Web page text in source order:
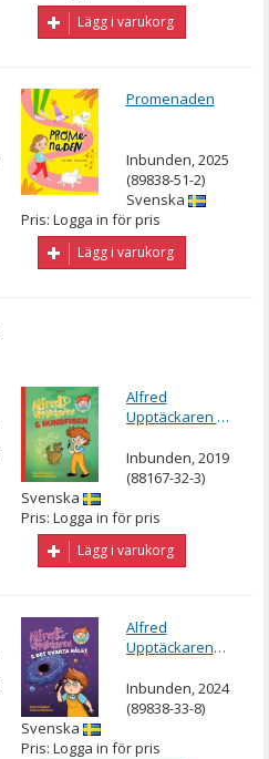
Lägg i varukorg
Promenaden
Inbunden, 2025
(89838-51-2)
Svenska
Pris: Logga in för pris
Lägg i varukorg
Alfred
Upptäckaren &
Inbunden, 2019
(88167-32-3)
Svenska
Pris: Logga in för pris
Lägg i varukorg
Alfred
Upptäckaren
hålet
Inbunden, 2024
(89838-33-8)
Svenska
Pris: Logga in för pris